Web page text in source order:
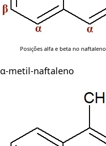
Posições alfa e beta no naftaleno
α-metil-naftaleno